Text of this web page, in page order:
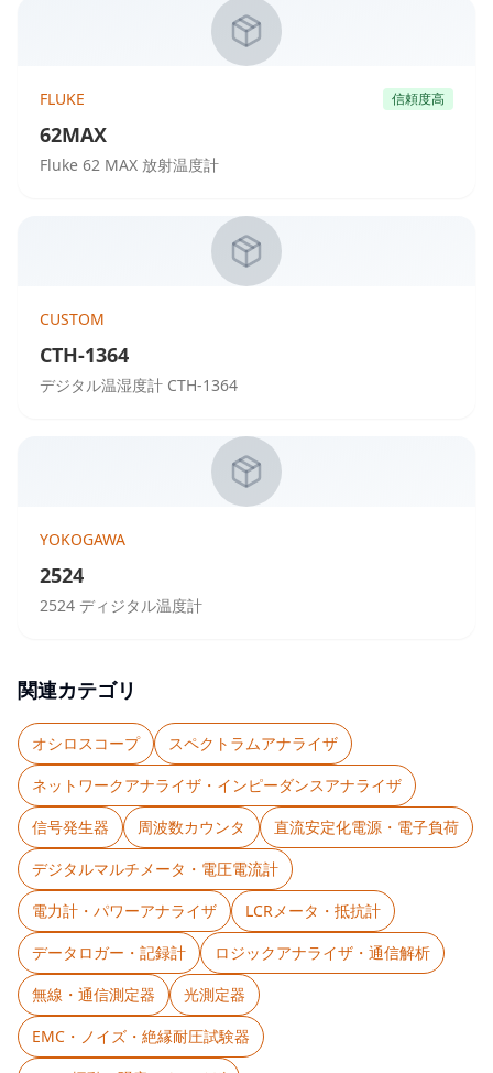
FLUKE 信頼度高
62MAX
Fluke 62 MAX 放射温度計
CUSTOM
CTH-1364
デジタル温湿度計 CTH-1364
YOKOGAWA
2524
2524 ディジタル温度計
関連カテゴリ
オシロスコープ
スペクトラムアナライザ
ネットワークアナライザ・インピーダンスアナライザ
信号発生器
周波数カウンタ
直流安定化電源・電子負荷
デジタルマルチメータ・電圧電流計
電力計・パワーアナライザ
LCRメータ・抵抗計
データロガー・記録計
ロジックアナライザ・通信解析
無線・通信測定器
光測定器
EMC・ノイズ・絶縁耐圧試験器